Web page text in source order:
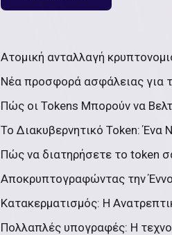
Ατομική ανταλλαγή
Νέα προσφορά ασφάλειας για
Πώς οι Tokens Μπορούν να
Το Διακυβερνητικό Token: Ένα
Πώς να διατηρήσετε το token
Αποκρυπτογραφώντας την
Κατακερματισμός: Η
Πολλαπλές υπογραφές: Η